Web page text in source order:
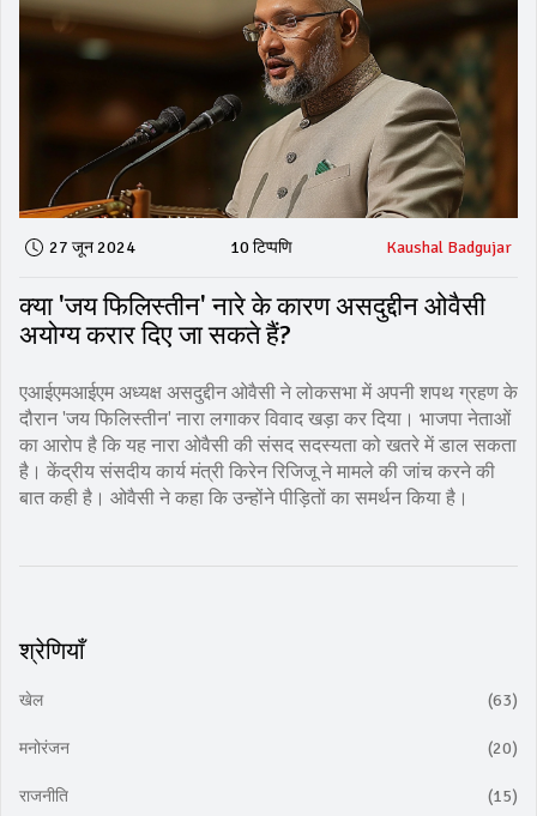
27 जून 2024 10 टिप्पणि Kaushal Badgujar
क्या 'जय फिलिस्तीन' नारे के कारण असदुद्दीन ओवैसी
अयोग्य करार दिए जा सकते हैं?
एआईएमआईएम अध्यक्ष असदुद्दीन ओवैसी ने लोकसभा में अपनी शपथ ग्रहण के
दौरान 'जय फिलिस्तीन' नारा लगाकर विवाद खड़ा कर दिया। भाजपा नेताओं
का आरोप है कि यह नारा ओवैसी की संसद सदस्यता को खतरे में डाल सकता
है। केंद्रीय संसदीय कार्य मंत्री किरेन रिजिजू ने मामले की जांच करने की
बात कही है। ओवैसी ने कहा कि उन्होंने पीड़ितों का समर्थन किया है।
श्रेणियाँ
खेल (63)
मनोरंजन (20)
राजनीति (15)